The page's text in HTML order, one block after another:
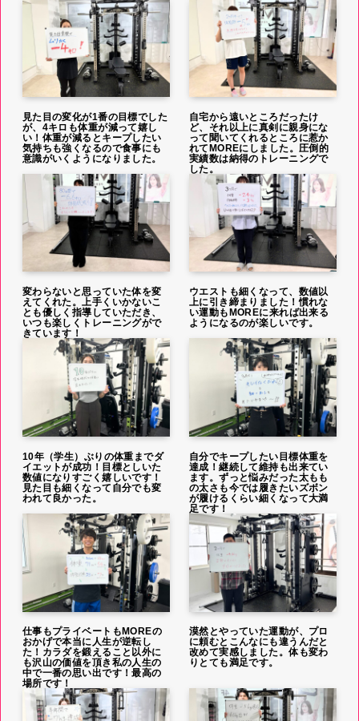
見た目の変化が1番の目標でした
が、4キロも体重が減って嬉し
い！体重が減るとキープしたい
気持ちも強くなるので食事にも
意識がいくようになりました。
自宅から遠いところだったけ
ど、それ以上に真剣に親身にな
って聞いてくれるところに惹か
れてMOREにしました。圧倒的
実績数は納得のトレーニングで
した。
変わらないと思っていた体を変
えてくれた。上手くいかないこ
とも優しく指導していただき、
いつも楽しくトレーニングがで
きています！
ウエストも細くなって、数値以
上に引き締まりました！慣れな
い運動もMOREに来れば出来る
ようになるのが楽しいです。
10年（学生）ぶりの体重までダ
イエットが成功！目標としいた
数値になりすごく嬉しいです！
見た目も細くなって自分でも変
われて良かった。
自分でキープしたい目標体重を
達成！継続して維持も出来てい
ます。ずっと悩みだった太もも
の太さも今では履きたいズボン
が履けるくらい細くなって大満
足です！
仕事もプライベートもMOREの
おかげで本当に人生が逆転し
た！カラダを鍛えること以外に
も沢山の価値を頂き私の人生の
中で一番の思い出です！最高の
場所です！
漠然とやっていた運動が、プロ
に頼むとこんなにも違うんだと
改めて実感しました。体も変わ
りとても満足です。